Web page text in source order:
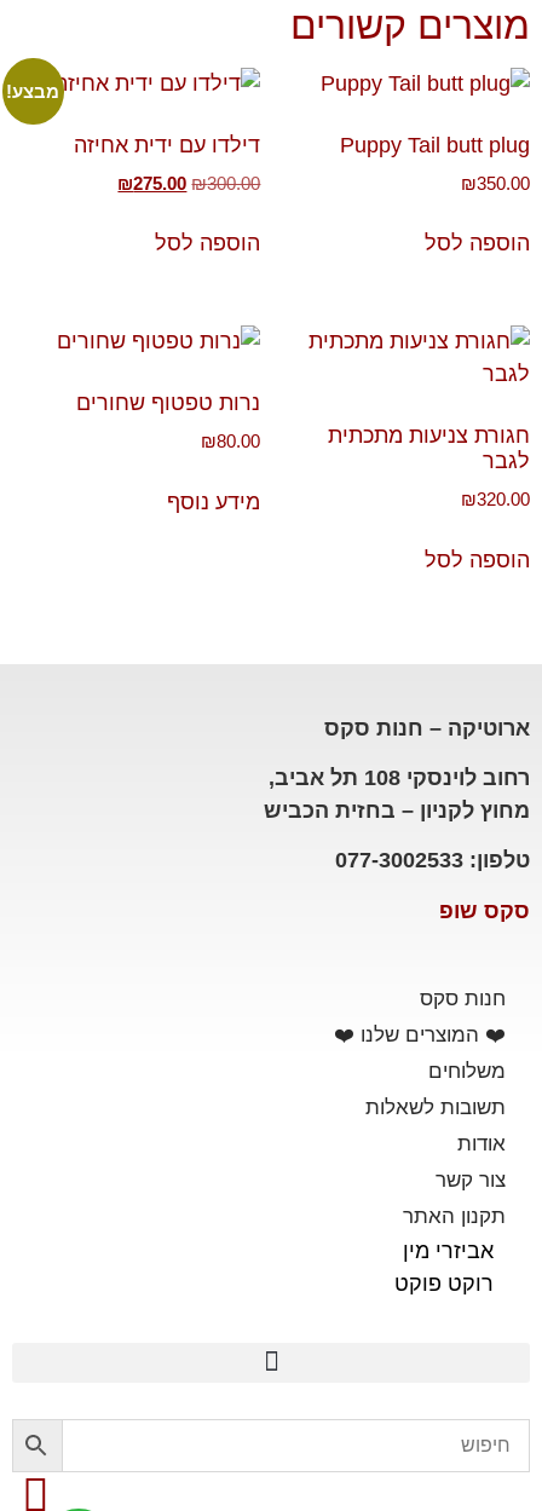
מוצרים קשורים
Puppy Tail butt plug
₪350.00
הוספה לסל
מבצע!
דילדו עם ידית אחיזה
₪300.00
₪275.00
הוספה לסל
חגורת צניעות מתכתית
לגבר
₪320.00
הוספה לסל
נרות טפטוף שחורים
₪80.00
מידע נוסף
ארוטיקה – חנות סקס
רחוב לוינסקי 108 תל אביב,
מחוץ לקניון – בחזית הכביש
טלפון: 077-3002533
סקס שופ
חנות סקס
❤️ המוצרים שלנו ❤️
משלוחים
תשובות לשאלות
אודות
צור קשר
תקנון האתר
אביזרי מין
רוקט פוקט